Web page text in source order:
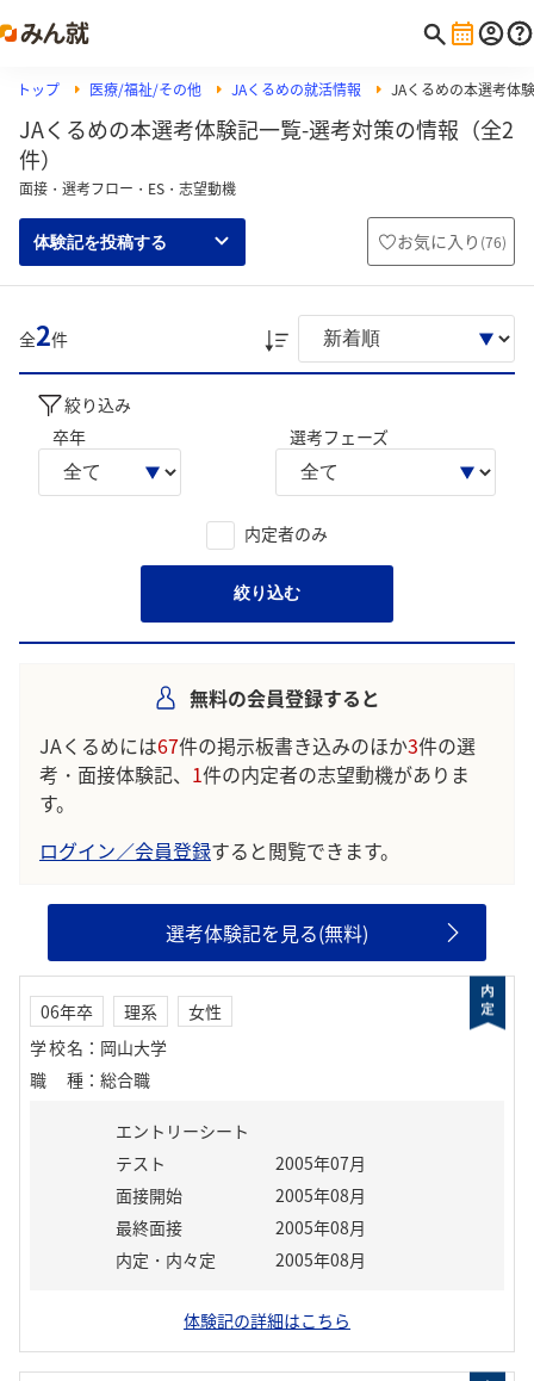
トップ 医療/福祉/その他 JAくるめの就活情報 JAくるめの本選考体
JAくるめの本選考体験記一覧-選考対策の情報（全2
件）
面接・選考フロー・ES・志望動機
体験記を投稿する お気に入り (76)
全2件
絞り込み
卒年
選考フェーズ
内定者のみ
絞り込む
無料の会員登録すると
JAくるめには67件の掲示板書き込みのほか3件の選
考・面接体験記、 1件の内定者の志望動機がありま
す。
ログイン／会員登録すると閲覧できます。
選考体験記を見る(無料)
06年卒 理系
女性
学校名 ： 岡山大学
職種 ： 総合職
エントリーシート
テスト
2005年07月
面接開始
2005年08月
最終面接
2005年08月
内定・内々定
2005年08月
体験記の詳細はこちら